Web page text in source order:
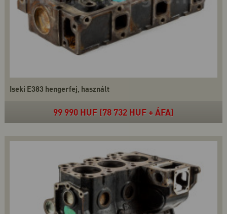
Iseki E383 hengerfej, használt
99 990 HUF (78 732 HUF + ÁFA)